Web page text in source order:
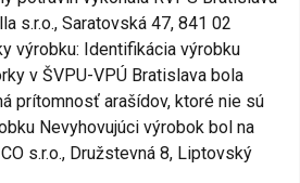
s.r.o., Saratovská 47, 841 02
výrobku: Identifikácia výrobku
v ŠVPU-VPÚ Bratislava bola
prítomnosť arašídov, ktoré nie sú
Nevyhovujúci výrobok bol na
s.r.o., Družstevná 8, Liptovský